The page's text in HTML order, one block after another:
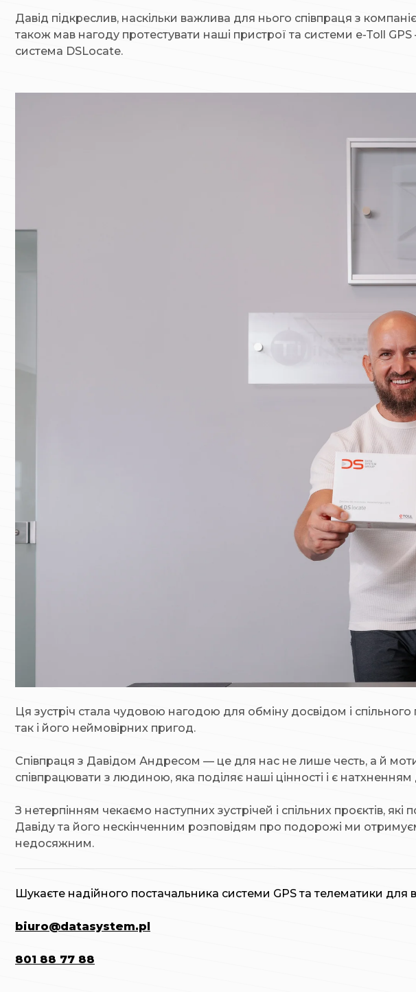
Давід підкреслив, наскільки важлива для нього співпраця з
також мав нагоду протестувати наші пристрої та системи e-Toll
система DSLocate.
Ця зустріч стала чудовою нагодою для обміну досвідом і
так і його неймовірних пригод.
Співпраця з Давідом Андресом — це для нас не лише честь, а й
співпрацювати з людиною, яка поділяє наші цінності і є натхненням
З нетерпінням чекаємо наступних зустрічей і спільних проєктів,
Давіду та його нескінченним розповідям про подорожі ми
недосяжним.
Шукаєте надійного постачальника системи GPS та телематики для
biuro@datasystem.pl
801 88 77 88